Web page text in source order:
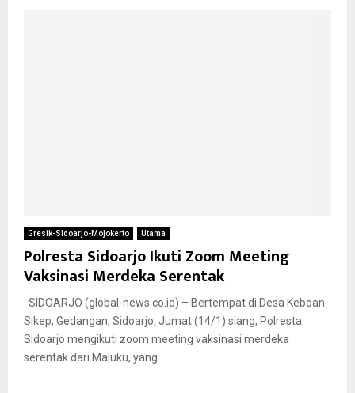
Gresik-Sidoarjo-Mojokerto Utama
Polresta Sidoarjo Ikuti Zoom Meeting
Vaksinasi Merdeka Serentak
SIDOARJO (global-news.co.id) – Bertempat di Desa Keboan
Sikep, Gedangan, Sidoarjo, Jumat (14/1) siang, Polresta
Sidoarjo mengikuti zoom meeting vaksinasi merdeka
serentak dari Maluku, yang...